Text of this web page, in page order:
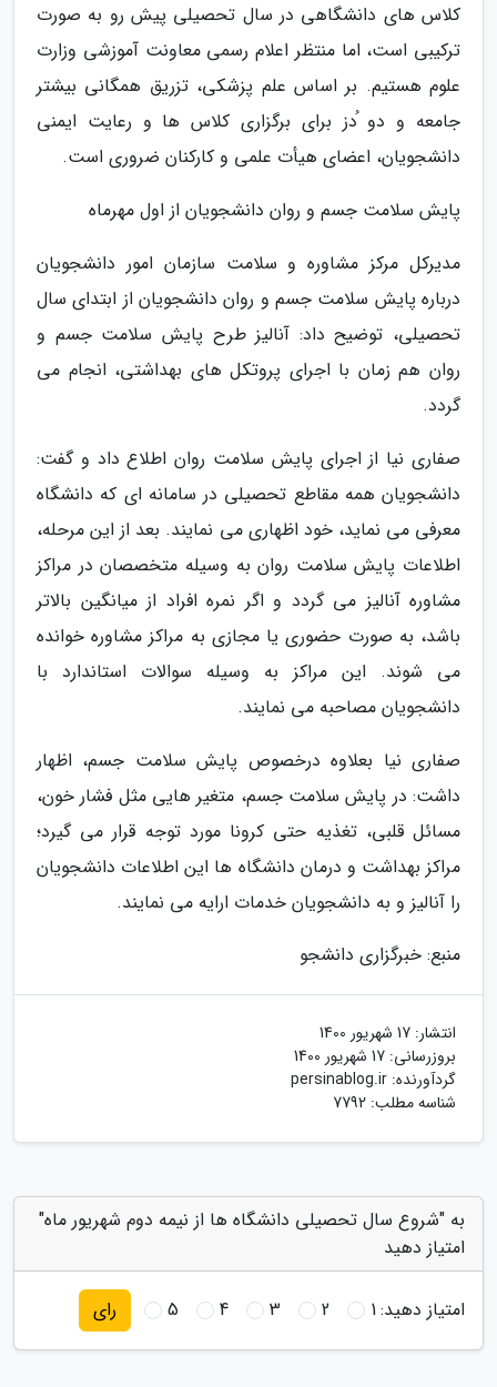
کلاس های دانشگاهی در سال تحصیلی پیش رو به صورت
ترکیبی است، اما منتظر اعلام رسمی معاونت آموزشی وزارت
علوم هستیم. بر اساس علم پزشکی، تزریق همگانی بیشتر
جامعه و دو ُدز برای برگزاری کلاس ها و رعایت ایمنی
دانشجویان، اعضای هیأت علمی و کارکنان ضروری است.
پایش سلامت جسم و روان دانشجویان از اول مهرماه
مدیرکل مرکز مشاوره و سلامت سازمان امور دانشجویان
درباره پایش سلامت جسم و روان دانشجویان از ابتدای سال
تحصیلی، توضیح داد: آنالیز طرح پایش سلامت جسم و
روان هم زمان با اجرای پروتکل های بهداشتی، انجام می
گردد.
صفاری نیا از اجرای پایش سلامت روان اطلاع داد و گفت:
دانشجویان همه مقاطع تحصیلی در سامانه ای که دانشگاه
معرفی می نماید، خود اظهاری می نمایند. بعد از این مرحله،
اطلاعات پایش سلامت روان به وسیله متخصصان در مراکز
مشاوره آنالیز می گردد و اگر نمره افراد از میانگین بالاتر
باشد، به صورت حضوری یا مجازی به مراکز مشاوره خوانده
می شوند. این مراکز به وسیله سوالات استاندارد با
دانشجویان مصاحبه می نمایند.
صفاری نیا بعلاوه درخصوص پایش سلامت جسم، اظهار
داشت: در پایش سلامت جسم، متغیر هایی مثل فشار خون،
مسائل قلبی، تغذیه حتی کرونا مورد توجه قرار می گیرد؛
مراکز بهداشت و درمان دانشگاه ها این اطلاعات دانشجویان
را آنالیز و به دانشجویان خدمات ارایه می نمایند.
منبع: خبرگزاری دانشجو
انتشار: 17 شهریور 1400
بروزرسانی: 17 شهریور 1400
گردآورنده: persinablog.ir
شناسه مطلب: 7792
به "شروع سال تحصیلی دانشگاه ها از نیمه دوم شهریور ماه"
امتیاز دهید
امتیاز دهید:1
2
3
4
5 رای